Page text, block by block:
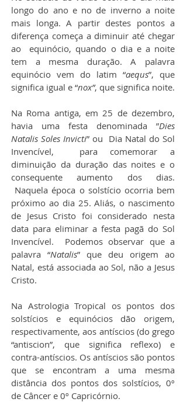
longo do ano e no de inverno a noite
mais longa. A partir destes pontos a
diferença começa a diminuir até chegar
ao  equinócio, quando o dia e a noite
tem a mesma duração. A palavra
equinócio vem do latim “aequs”, que
significa igual e “nox”, que significa noite.
Na Roma antiga, em 25 de dezembro,
havia uma festa denominada ”Dies
Natalis Soles Invicti” ou  Dia Natal do Sol
Invencível,  para comemorar a
diminuição da duração das noites e o
consequente aumento dos dias.
Naquela época o solstício ocorria bem
próximo ao dia 25. Aliás, o nascimento
de Jesus Cristo foi considerado nesta
data para eliminar a festa pagã do Sol
Invencível.  Podemos observar que a
palavra “Natalis” que deu origem ao
Natal, está associada ao Sol, não a Jesus
Cristo.
​Na Astrologia Tropical os pontos dos
solstícios e equinócios dão origem,
respectivamente, aos antíscios (do grego
“antiscion”, que significa reflexo) e
contra-antíscios. Os antíscios são pontos
que se encontram a uma mesma
distância dos pontos dos solstícios, 0º
de Câncer e 0º Capricórnio.